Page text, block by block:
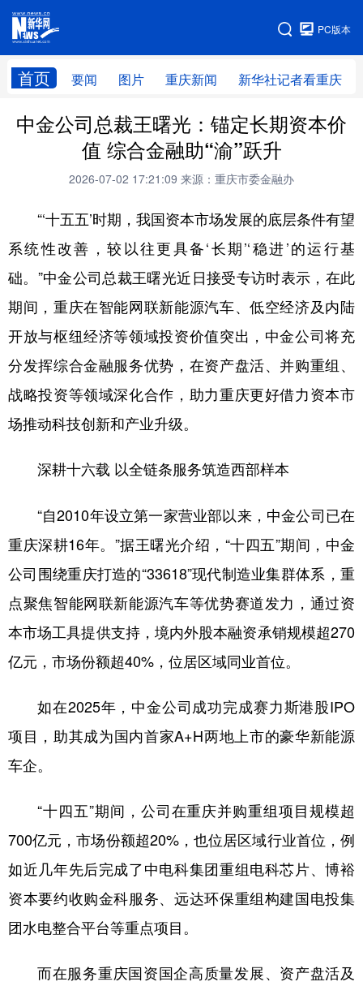
PC版本
首页 要闻 图片 重庆新闻 新华社记者看重庆
网站地图
中金公司总裁王曙光：锚定长期资本价
值 综合金融助“渝”跃升
2026-07-02 17:21:09 来源：重庆市委金融办
“‘十五五’时期，我国资本市场发展的底层条件有望
系统性改善，较以往更具备‘长期’‘稳进’的运行基
础。”中金公司总裁王曙光近日接受专访时表示，在此
期间，重庆在智能网联新能源汽车、低空经济及内陆
开放与枢纽经济等领域投资价值突出，中金公司将充
分发挥综合金融服务优势，在资产盘活、并购重组、
战略投资等领域深化合作，助力重庆更好借力资本市
场推动科技创新和产业升级。
深耕十六载 以全链条服务筑造西部样本
“自2010年设立第一家营业部以来，中金公司已在
重庆深耕16年。”据王曙光介绍，“十四五”期间，中金
公司围绕重庆打造的“33618”现代制造业集群体系，重
点聚焦智能网联新能源汽车等优势赛道发力，通过资
本市场工具提供支持，境内外股本融资承销规模超270
亿元，市场份额超40%，位居区域同业首位。
如在2025年，中金公司成功完成赛力斯港股IPO
项目，助其成为国内首家A+H两地上市的豪华新能源
车企。
“十四五”期间，公司在重庆并购重组项目规模超
700亿元，市场份额超20%，也位居区域行业首位，例
如近几年先后完成了中电科集团重组电科芯片、博裕
资本要约收购金科服务、远达环保重组构建国电投集
团水电整合平台等重点项目。
而在服务重庆国资国企高质量发展、资产盘活及